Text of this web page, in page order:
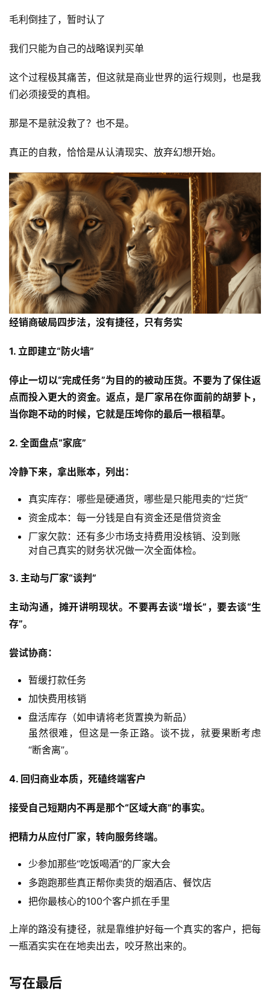
毛利倒挂了，暂时认了
我们只能为自己的战略误判买单
这个过程极其痛苦，但这就是商业世界的运行规则，也是我
们必须接受的真相。
那是不是就没救了？也不是。
真正的自救，恰恰是从认清现实、放弃幻想开始。
经销商破局四步法，没有捷径，只有务实
1. 立即建立“防火墙”
停止一切以“完成任务”为目的的被动压货。不要为了保住返
点而投入更大的资金。返点，是厂家吊在你面前的胡萝卜，
当你跑不动的时候，它就是压垮你的最后一根稻草。
2. 全面盘点“家底”
冷静下来，拿出账本，列出：
真实库存：哪些是硬通货，哪些是只能甩卖的“烂货”
资金成本：每一分钱是自有资金还是借贷资金
厂家欠款：还有多少市场支持费用没核销、没到账
对自己真实的财务状况做一次全面体检。
3. 主动与厂家“谈判”
主动沟通，摊开讲明现状。不要再去谈“增长”，要去谈“生
存”。
尝试协商：
暂缓打款任务
加快费用核销
盘活库存（如申请将老货置换为新品）
虽然很难，但这是一条正路。谈不拢，就要果断考虑
“断舍离”。
4. 回归商业本质，死磕终端客户
接受自己短期内不再是那个“区域大商”的事实。
把精力从应付厂家，转向服务终端。
少参加那些“吃饭喝酒”的厂家大会
多跑跑那些真正帮你卖货的烟酒店、餐饮店
把你最核心的100个客户抓在手里
上岸的路没有捷径，就是靠维护好每一个真实的客户，把每
一瓶酒实实在在地卖出去，咬牙熬出来的。
写在最后